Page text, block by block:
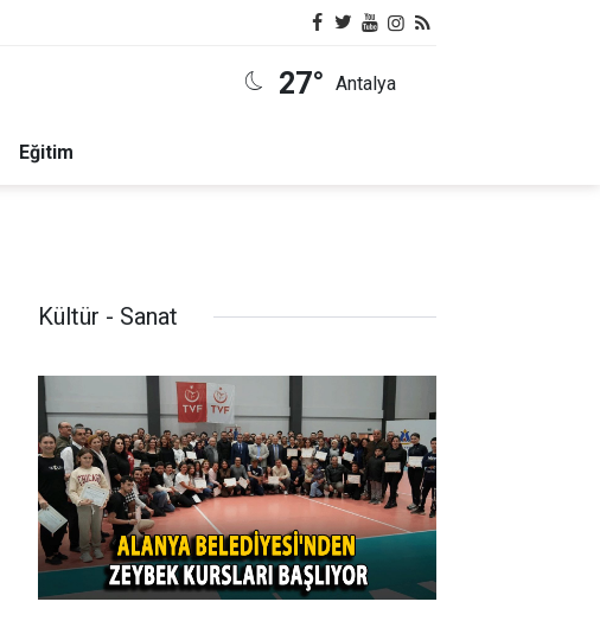
27° Antalya
Eğitim
Kültür - Sanat